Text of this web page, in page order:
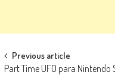
Navegación de
Previous article
Part Time UFO para